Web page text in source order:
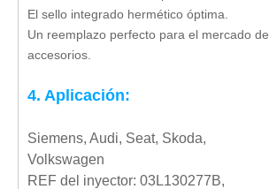
El sello integrado hermético óptima.
Un reemplazo perfecto para el mercado de
accesorios.
4. Aplicación:
Siemens, Audi, Seat, Skoda,
Volkswagen
REF del inyector: 03L130277B,